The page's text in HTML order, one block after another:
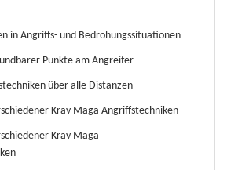
in Angriffs- und Bedrohungssituationen
Punkte am Angreifer
über alle Distanzen
Krav Maga Angriffstechniken
Krav Maga